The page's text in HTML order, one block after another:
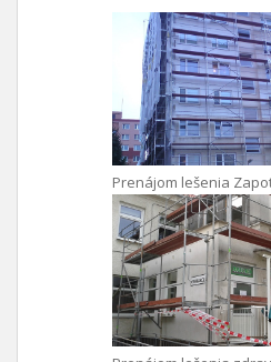
Prenájom lešenia